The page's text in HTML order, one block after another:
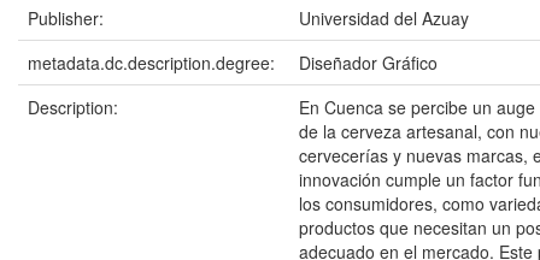
Publisher:
Universidad del Azuay
metadata.dc.description.degree:
Diseñador Gráfico
Description:
En Cuenca se percibe un
de la cerveza artesanal, con
cervecerías y nuevas marcas,
innovación cumple un factor
los consumidores, como
productos que necesitan un
adecuado en el mercado. Este